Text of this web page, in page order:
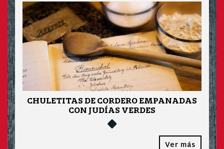
CHULETITAS DE CORDERO EMPANADAS
CON JUDÍAS VERDES
Ver más